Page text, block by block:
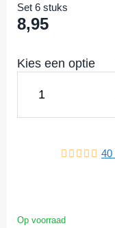
Set 6 stuks
8,95
Kies een optie
40
Op voorraad